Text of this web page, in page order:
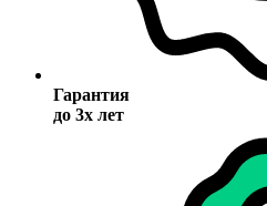
Гарантия
до 3х лет